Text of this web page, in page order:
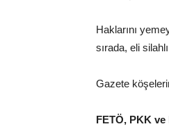
Haklarını
sırada, eli
Gazete
FETÖ, PKK ve